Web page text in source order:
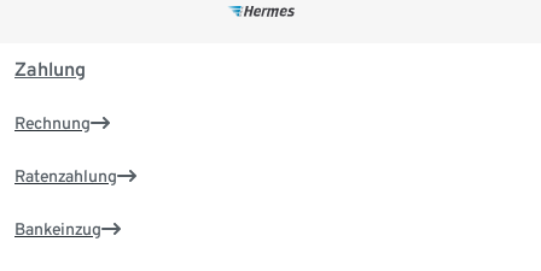
Zahlung
Rechnung
Ratenzahlung
Bankeinzug